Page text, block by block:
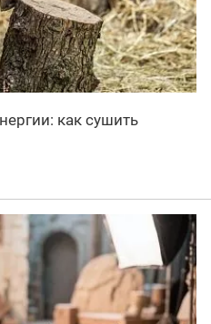
как сушить